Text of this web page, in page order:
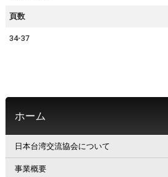
頁数
34-37
ホーム
日本台湾交流協会について
事業概要